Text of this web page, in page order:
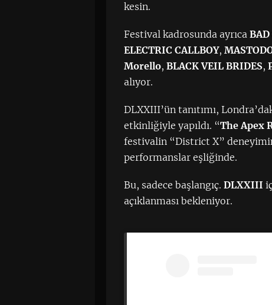
kesin.
Festival kadrosunda ayrıcaBAD
ELECTRIC CALLBOY,
Morello,BLACK VEIL BRIDES,
alıyor.
DLXXIII’ün tanıtımı,
etkinliğiyle yapıldı. “The Apex
festivalin “District X”
performanslar eşliğinde.
Bu, sadece başlangıç.DLXXIII
açıklanması bekleniyor.